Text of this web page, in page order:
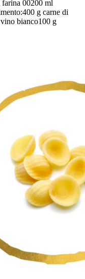
farina 00200 ml
g carne di
bianco100 g